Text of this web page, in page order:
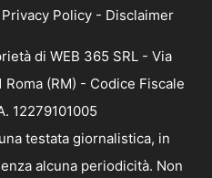
Privacy Policy - Disclaimer
di WEB 365 SRL - Via
Roma (RM) - Codice Fiscale
12279101005
testata giornalistica, in
alcuna periodicità. Non